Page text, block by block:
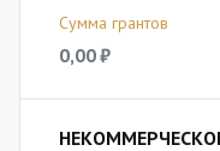
Сумма грантов
0,00 ₽